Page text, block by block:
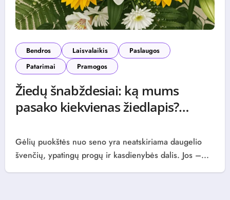
Bendros Laisvalaikis
Paslaugos
Patarimai
Pramogos
Žiedų šnabždesiai: ką mums
pasako kiekvienas žiedlapis?
Gėlių puokštės nuo seno yra neatskiriama daugelio
švenčių, ypatingų progų ir kasdienybės dalis. Jos –...